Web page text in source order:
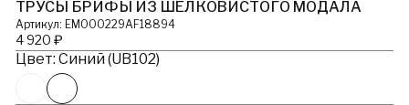
ТРУСЫ БРИФЫ ИЗ ШЕЛКОВИСТОГО МОДАЛА
Артикул: EM000229AF18894
4 920 ₽
Цвет: Синий (UB102)